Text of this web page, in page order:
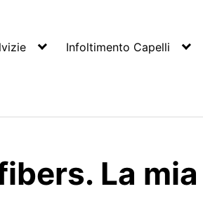
Infoltimento Capelli
La